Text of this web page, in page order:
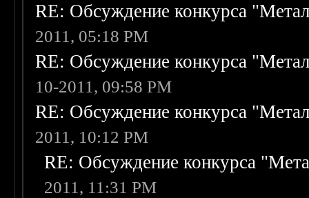
RE: Обсуждение конкурса
2011, 05:18 PM
RE: Обсуждение конкурса
10-2011, 09:58 PM
RE: Обсуждение конкурса
2011, 10:12 PM
RE: Обсуждение конкурса
2011, 11:31 PM